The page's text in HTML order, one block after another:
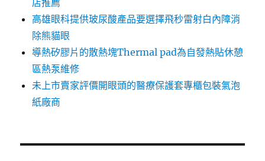
店推薦
高雄眼科提供玻尿酸產品要選擇飛秒雷射白內障消
除熊貓眼
導熱矽膠片的散熱塊Thermal pad為自發熱貼休憩
區熱泵維修
未上市賣家評價開眼頭的醫療保護套專櫃包裝氣泡
紙廠商